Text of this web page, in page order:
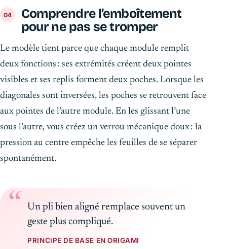
Comprendre l’emboîtement
pour ne pas se tromper
Le modèle tient parce que chaque module remplit
deux fonctions : ses extrémités créent deux pointes
visibles et ses replis forment deux poches. Lorsque les
diagonales sont inversées, les poches se retrouvent face
aux pointes de l’autre module. En les glissant l’une
sous l’autre, vous créez un verrou mécanique doux : la
pression au centre empêche les feuilles de se séparer
spontanément.
Un pli bien aligné remplace souvent un
geste plus compliqué.
PRINCIPE DE BASE EN ORIGAMI